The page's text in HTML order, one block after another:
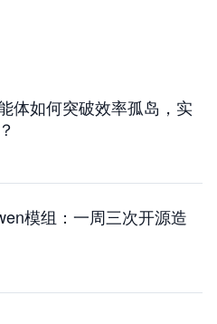
工作台
体如何突破效率孤岛，实
模组：一周三次开源造